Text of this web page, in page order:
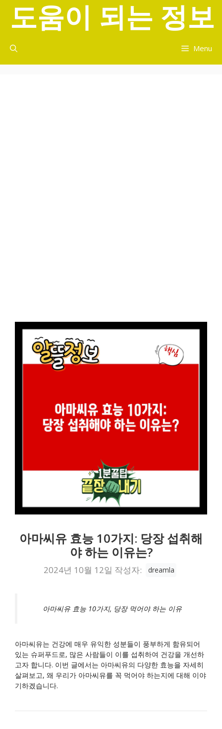
너
도움이 되는 정보
Menu
아마씨유 효능 10가지: 당장 섭취해
야 하는 이유는?
2024년 10월 12일 작성자: dreamla
아마씨유 효능 10가지, 당장 먹어야 하는 이유
아마씨유는 건강에 매우 유익한 성분들이 풍부하게 함유되어
있는 슈퍼푸드로, 많은 사람들이 이를 섭취하여 건강을 개선하
고자 합니다. 이번 글에서는 아마씨유의 다양한 효능을 자세히
살펴보고, 왜 우리가 아마씨유를 꼭 먹어야 하는지에 대해 이야
기하겠습니다.